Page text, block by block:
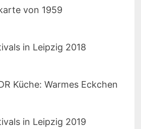
von 1959
in Leipzig 2018
Küche: Warmes Eckchen
in Leipzig 2019